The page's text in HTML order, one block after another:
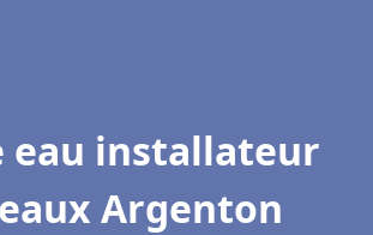
eau installateur
Argenton